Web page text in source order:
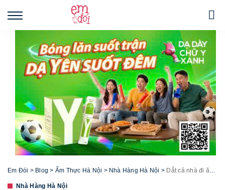
Em Đói > Blog > Ẩm Thực Hà Nội > Nhà Hàng Hà Nội > Dắt cả nhà đi ăn steak ở Le Monde Steak Nguyễn Văn Lộc
Nhà Hàng Hà Nội